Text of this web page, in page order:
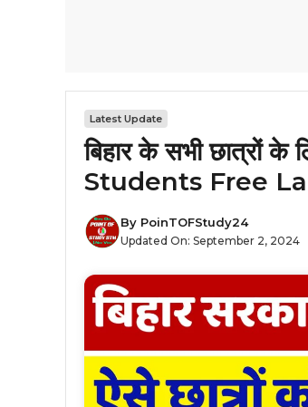
Latest Update
बिहार के सभी छात्रों
Students Free
By PoinTOFStudy24
Updated On: September 2, 2024